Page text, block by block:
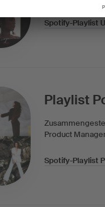
Spotify-Playlist
Playlist
Product
Spotify-Playlist